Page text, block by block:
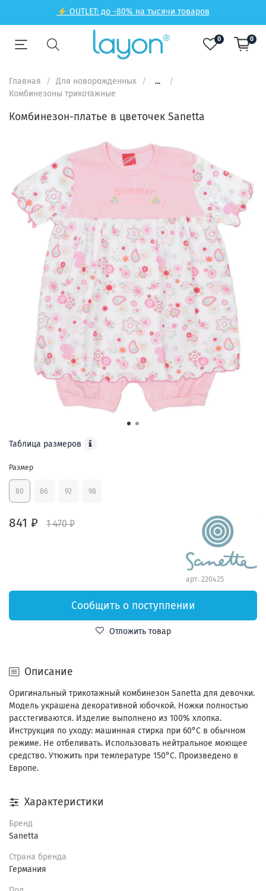
⚡ OUTLET: до -80% на тысячи товаров
0 0
Главная Для новорожденных
...
Комбинезоны трикотажные
Комбинезон-платье в цветочек Sanetta
841 ₽ 1 470 ₽
арт. 220425
Таблица размеров
Размер
80 86 92 98
Сообщить о поступлении
Отложить товар
Описание
Оригинальный трикотажный комбинезон Sanetta для девочки.
Модель украшена декоративной юбочкой. Ножки полностью
расстегиваются. Изделие выполнено из 100% хлопка.
Инструкция по уходу: машинная стирка при 60°С в обычном
режиме. Не отбеливать. Использовать нейтральное моющее
средство. Утюжить при температуре 150°С. Произведено в
Европе.
Характеристики
Бренд
Sanetta
Страна бренда
Германия